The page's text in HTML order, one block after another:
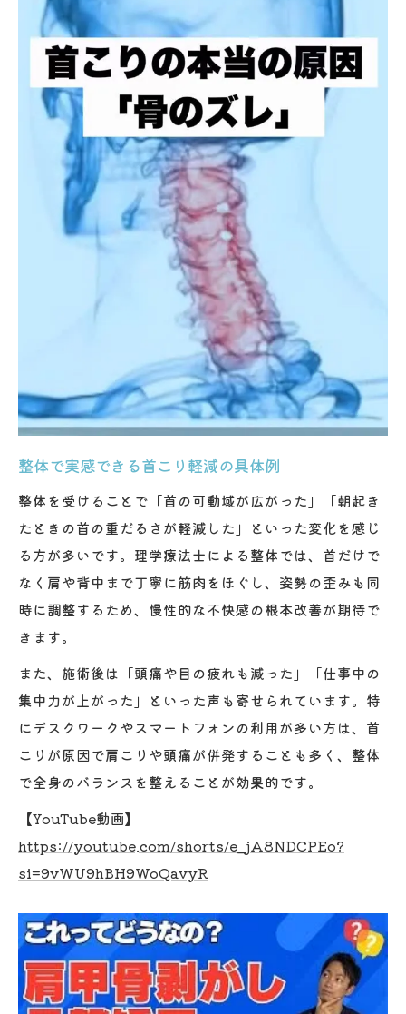
整体で実感できる首こり軽減の具体例
整体を受けることで「首の可動域が広がった」「朝起き
たときの首の重だるさが軽減した」といった変化を感じ
る方が多いです。理学療法士による整体では、首だけで
なく肩や背中まで丁寧に筋肉をほぐし、姿勢の歪みも同
時に調整するため、慢性的な不快感の根本改善が期待で
きます。
また、施術後は「頭痛や目の疲れも減った」「仕事中の
集中力が上がった」といった声も寄せられています。特
にデスクワークやスマートフォンの利用が多い方は、首
こりが原因で肩こりや頭痛が併発することも多く、整体
で全身のバランスを整えることが効果的です。
【YouTube動画】
https://youtube.com/shorts/e_jA8NDCPEo?
si=9vWU9hBH9WoQavyR